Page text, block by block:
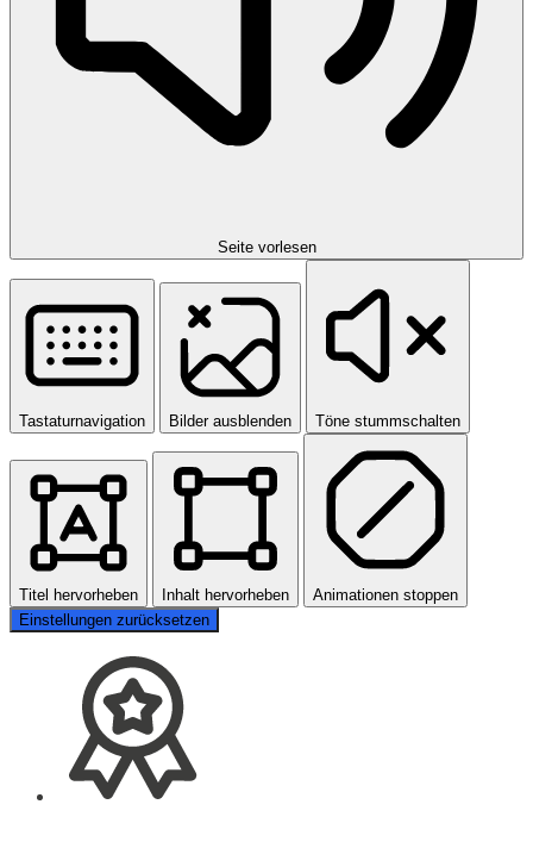
Seite vorlesen
Tastaturnavigation Bilder ausblenden Töne stummschalten
Titel hervorheben Inhalt hervorheben
Animationen stoppen
Einstellungen zurücksetzen